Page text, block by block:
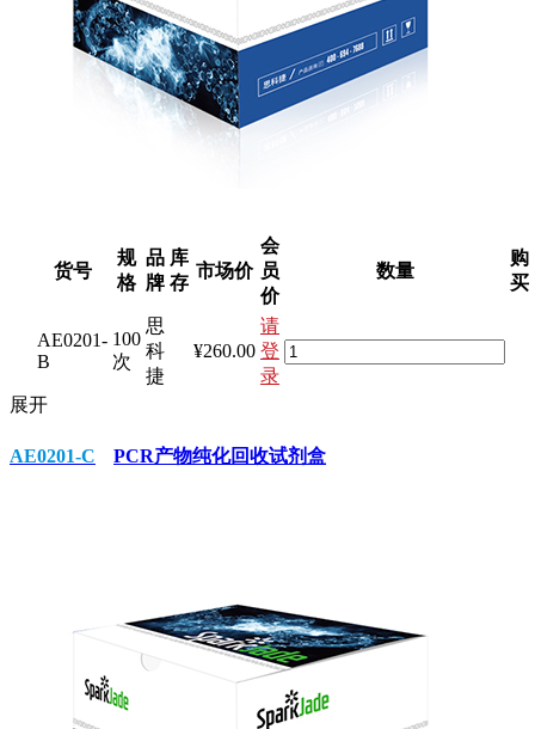
货号
规
格
品
牌
库
存
市场价
会
员
价
数量
购
买
AE0201-
B
100
次
思
科
捷
¥260.00
请
登
录
展开
AE0201-C PCR产物纯化回收试剂盒